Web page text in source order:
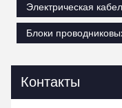
Электрическая
Блоки
Контакты